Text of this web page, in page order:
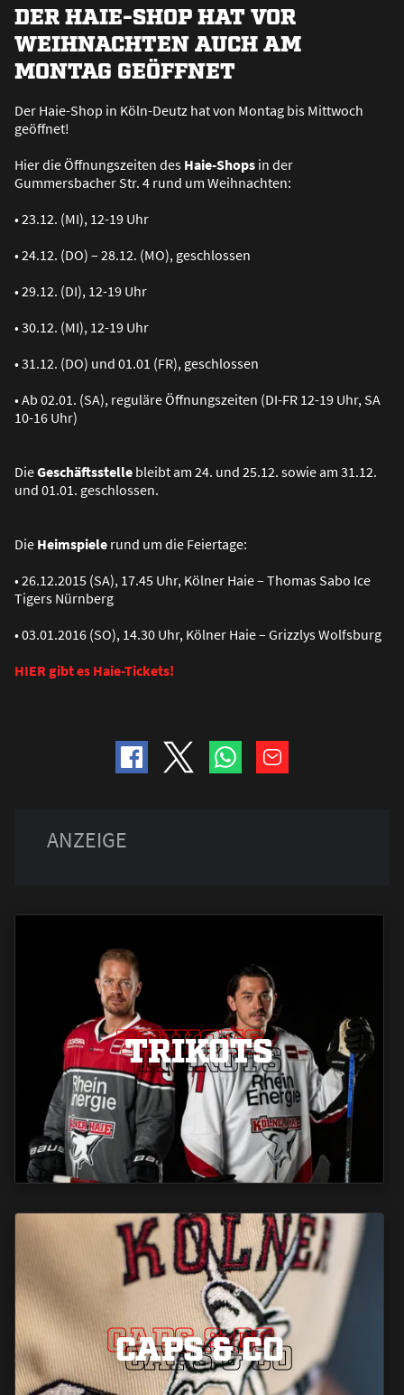
DER HAIE-SHOP HAT VOR
WEIHNACHTEN AUCH AM
MONTAG GEÖFFNET
Der Haie-Shop in Köln-Deutz hat von Montag bis Mittwoch
geöffnet!
Hier die Öffnungszeiten des Haie-Shops in der
Gummersbacher Str. 4 rund um Weihnachten:
• 23.12. (MI), 12-19 Uhr
• 24.12. (DO) – 28.12. (MO), geschlossen
• 29.12. (DI), 12-19 Uhr
• 30.12. (MI), 12-19 Uhr
• 31.12. (DO) und 01.01 (FR), geschlossen
• Ab 02.01. (SA), reguläre Öffnungszeiten (DI-FR 12-19 Uhr, SA
10-16 Uhr)
DieGeschäftsstelle bleibt am 24. und 25.12. sowie am 31.12.
und 01.01. geschlossen.
Die Heimspiele rund um die Feiertage:
• 26.12.2015 (SA), 17.45 Uhr, Kölner Haie – Thomas Sabo Ice
Tigers Nürnberg
• 03.01.2016 (SO), 14.30 Uhr, Kölner Haie – Grizzlys Wolfsburg
HIER gibt es Haie-Tickets!
TRIKOTS
TRIKOTS
TRIKOTS
CAPS & CO
CAPS & CO
CAPS & CO